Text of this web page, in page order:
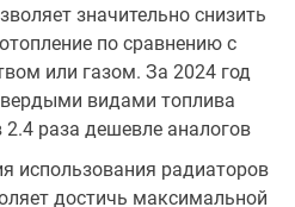
значительно снизить
по сравнению с
или газом. За 2024 год
видами топлива
2.4 раза дешевле аналогов
использования радиаторов
достичь максимальной